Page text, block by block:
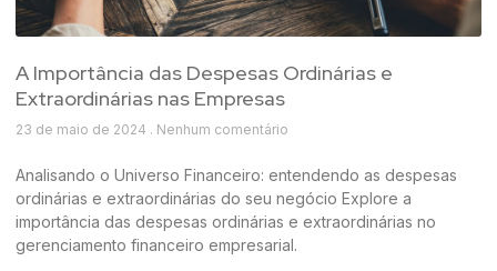
A Importância das Despesas Ordinárias e
Extraordinárias nas Empresas
23 de maio de 2024 Nenhum comentário
Analisando o Universo Financeiro: entendendo as despesas
ordinárias e extraordinárias do seu negócio Explore a
importância das despesas ordinárias e extraordinárias no
gerenciamento financeiro empresarial.